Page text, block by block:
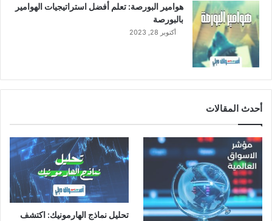
ش
ك
هوامير البورصة: تعلم أفضل استراتيجيات الهوامير
بالبورصة
أكتوبر 28, 2023
أحدث المقالات
تحليل نماذج الهارمونيك: اكتشف